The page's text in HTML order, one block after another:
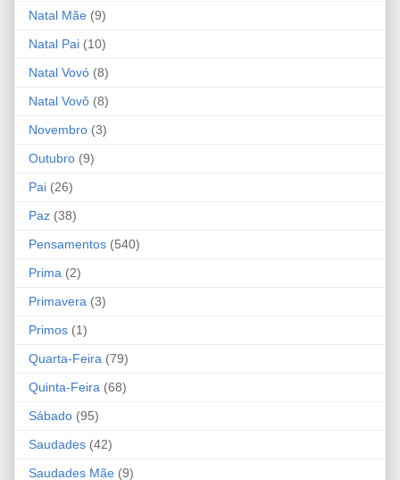
Natal Mãe (9)
Natal Pai (10)
Natal Vovó (8)
Natal Vovô (8)
Novembro (3)
Outubro (9)
Pai (26)
Paz (38)
Pensamentos (540)
Prima (2)
Primavera (3)
Primos (1)
Quarta-Feira (79)
Quinta-Feira (68)
Sábado (95)
Saudades (42)
Saudades Mãe (9)